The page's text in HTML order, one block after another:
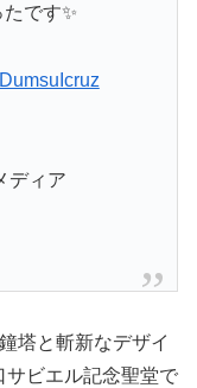
です✨
ディア
塔と斬新なデザイ
サビエル記念聖堂で